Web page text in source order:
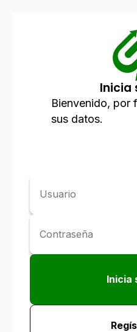
Inicia
Bienvenido, por
sus datos.
Inicia